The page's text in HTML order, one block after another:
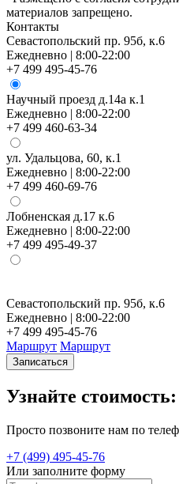
материалов запрещено.
Контакты
Севастопольский пр. 95б, к.6
Ежедневно | 8:00-22:00
+7 499 495-45-76
Научный проезд д.14а к.1
Ежедневно | 8:00-22:00
+7 499 460-63-34
ул. Удальцова, 60, к.1
Ежедневно | 8:00-22:00
+7 499 460-69-76
Лобненская д.17 к.6
Ежедневно | 8:00-22:00
+7 499 495-49-37
Севастопольский пр. 95б, к.6
Ежедневно | 8:00-22:00
+7 499 495-45-76
Маршрут Маршрут
Записаться
Узнайте стоимость:
Просто позвоните нам по
+7 (499) 495-45-76
Или заполните форму